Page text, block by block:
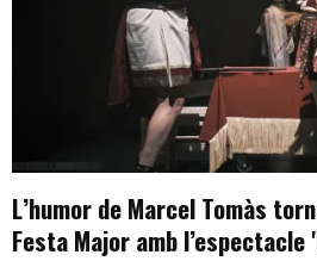
L’humor de Marcel Tomàs
Festa Major amb